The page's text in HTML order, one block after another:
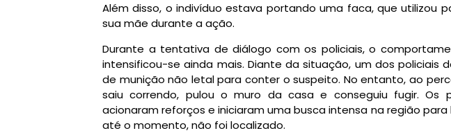
Além disso, o indivíduo estava portando uma faca, que utilizou
sua mãe durante a ação.
Durante a tentativa de diálogo com os policiais, o
intensificou-se ainda mais. Diante da situação, um dos policiais
de munição não letal para conter o suspeito. No entanto, ao
saiu correndo, pulou o muro da casa e conseguiu fugir. Os
acionaram reforços e iniciaram uma busca intensa na região para
até o momento, não foi localizado.